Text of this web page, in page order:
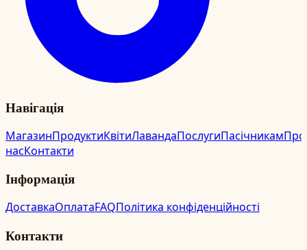
Навігація
МагазинПродуктиКвітиЛавандаПослугиПасічникамПро
насКонтакти
Інформація
ДоставкаОплатаFAQПолітика конфіденційності
Контакти